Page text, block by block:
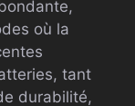
où la
tant
durabilité,